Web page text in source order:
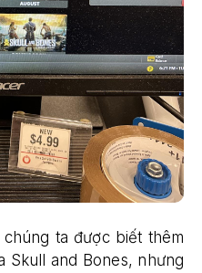
ta được biết thêm
Skull and Bones, nhưng